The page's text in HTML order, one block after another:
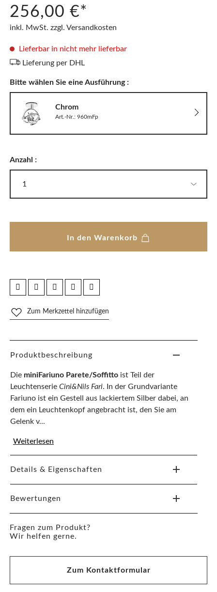
256,00 €*
inkl. MwSt. zzgl. Versandkosten
Lieferbar in nicht mehr lieferbar
Lieferung per DHL
Bitte wählen Sie eine Ausführung :
Chrom
Art.-Nr.: 960mFp
Anzahl :
In den Warenkorb
Zum Merkzettel hinzufügen
Produktbeschreibung
Die miniFariuno Parete/Soffitto ist Teil der
Leuchtenserie Cini&Nils Fari. In der Grundvariante
Fariuno ist ein Gestell aus lackiertem Silber dabei, an
dem ein Leuchtenkopf angebracht ist, den Sie am
Gelenk v...
Weiterlesen
Details & Eigenschaften
Bewertungen
Fragen zum Produkt?
Wir helfen gerne.
Zum Kontaktformular